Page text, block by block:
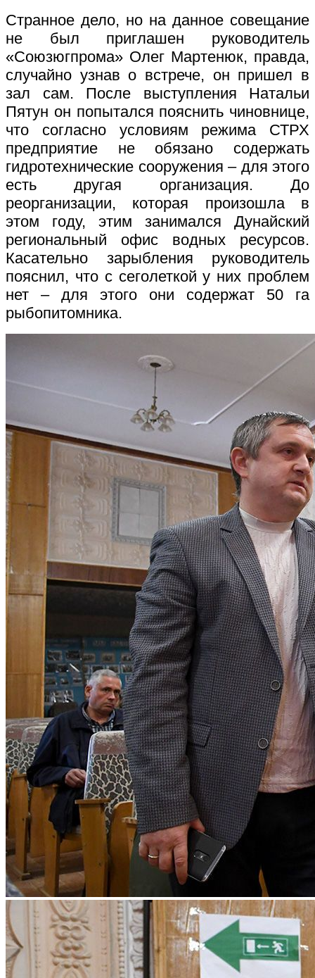
Странное дело, но на данное совещание
не был приглашен руководитель
«Союзюгпрома» Олег Мартенюк, правда,
случайно узнав о встрече, он пришел в
зал сам. После выступления Натальи
Пятун он попытался пояснить чиновнице,
что согласно условиям режима СТРХ
предприятие не обязано содержать
гидротехнические сооружения – для этого
есть другая организация. До
реорганизации, которая произошла в
этом году, этим занимался Дунайский
региональный офис водных ресурсов.
Касательно зарыбления руководитель
пояснил, что с сеголеткой у них проблем
нет – для этого они содержат 50 га
рыбопитомника.